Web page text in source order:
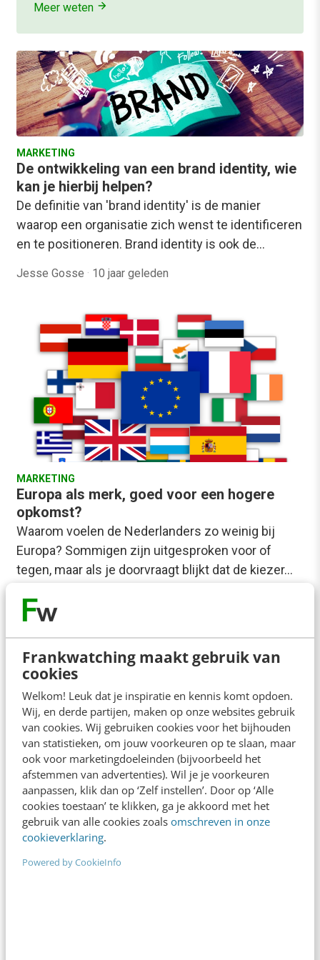
Frankwatching maakt gebruik van
cookies
Welkom! Leuk dat je inspiratie en kennis komt opdoen.
Wij, en derde partijen, maken op onze websites gebruik
van cookies. Wij gebruiken cookies voor het bijhouden
van statistieken, om jouw voorkeuren op te slaan, maar
ook voor marketingdoeleinden (bijvoorbeeld het
afstemmen van advertenties). Wil je je voorkeuren
aanpassen, klik dan op ‘Zelf instellen’. Door op ‘Alle
cookies toestaan’ te klikken, ga je akkoord met het
gebruik van alle cookies zoals omschreven in onze
cookieverklaring.
Powered by CookieInfo
Meer weten
MARKETING
De ontwikkeling van een brand identity, wie
kan je hierbij helpen?
De definitie van 'brand identity' is de manier
waarop een organisatie zich wenst te identificeren
en te positioneren. Brand identity is ook de…
Jesse Gosse · 10 jaar geleden
MARKETING
Europa als merk, goed voor een hogere
opkomst?
Waarom voelen de Nederlanders zo weinig bij
Europa? Sommigen zijn uitgesproken voor of
tegen, maar als je doorvraagt blijkt dat de kiezer…
Irene Overhoff - de Vos
MARKETING
Merk, identiteit & logo: het gaat om meer
dan smaak en trends
In de praktijk lopen de begrippen merk, identiteit
en logo al snel door elkaar. Maar hoe zit het nu? Is
een logo…
Nina Kornaat & Willem Plaisier